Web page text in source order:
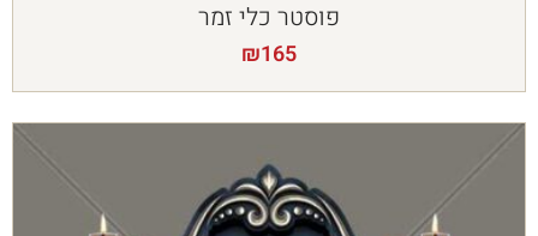
פוסטר כלי זמר
₪165